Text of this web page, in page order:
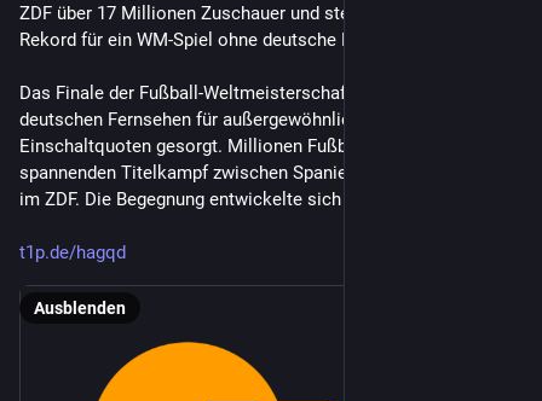
ZDF über 17 Millionen Zuschauer und stellte einen neuen
Rekord für ein WM-Spiel ohne deutsche Beteiligung auf.
Das Finale der Fußball-Weltmeisterschaft 2026 hat im
deutschen Fernsehen für außergewöhnlich hohe
Einschaltquoten gesorgt. Millionen Fußballfans verfolgten den
spannenden Titelkampf zwischen Spanien und Argentinien live
im ZDF. Die Begegnung entwickelte sich zu.....
t1p.de/hagqd
Ausblenden